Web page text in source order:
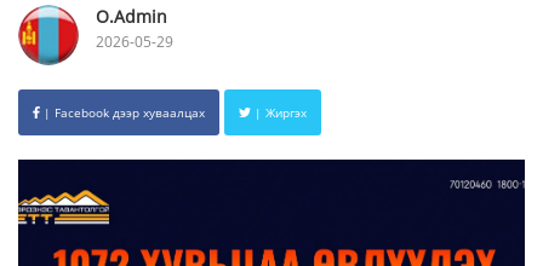
O.Admin
2026-05-29
| Facebook дээр хуваалцах | Жиргэх